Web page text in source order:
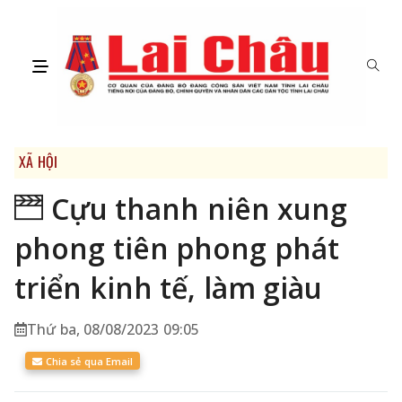
XÃ HỘI
Cựu thanh niên xung
phong tiên phong phát
triển kinh tế, làm giàu
Thứ ba, 08/08/2023 09:05
Chia sẻ qua Email